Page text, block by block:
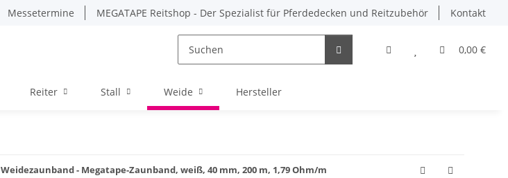
Messetermine MEGATAPE Reitshop - Der Spezialist für Pferdedecken und Reitzubehör Kontakt
0,00 €
Reiter Stall Weide Hersteller
Weidezaunband - Megatape-Zaunband, weiß, 40 mm, 200 m, 1,79 Ohm/m